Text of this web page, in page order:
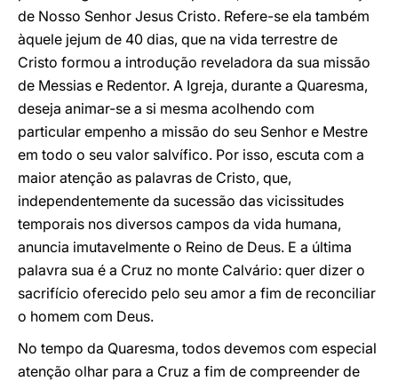
de Nosso Senhor Jesus Cristo. Refere-se ela também
àquele jejum de 40 dias, que na vida terrestre de
Cristo formou a introdução reveladora da sua missão
de Messias e Redentor. A Igreja, durante a Quaresma,
deseja animar-se a si mesma acolhendo com
particular empenho a missão do seu Senhor e Mestre
em todo o seu valor salvífico. Por isso, escuta com a
maior atenção as palavras de Cristo, que,
independentemente da sucessão das vicissitudes
temporais nos diversos campos da vida humana,
anuncia imutavelmente o Reino de Deus. E a última
palavra sua é a Cruz no monte Calvário: quer dizer o
sacrifício oferecido pelo seu amor a fim de reconciliar
o homem com Deus.
No tempo da Quaresma, todos devemos com especial
atenção olhar para a Cruz a fim de compreender de